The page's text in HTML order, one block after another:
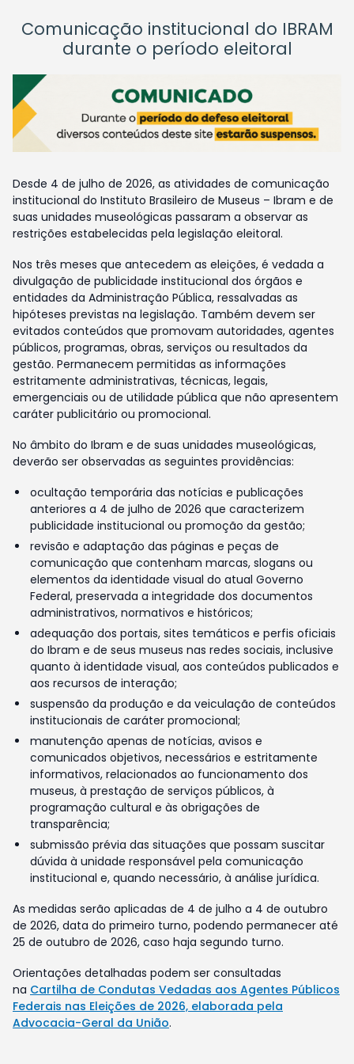
Comunicação institucional do IBRAM
durante o período eleitoral
Desde 4 de julho de 2026, as atividades de comunicação
institucional do Instituto Brasileiro de Museus – Ibram e de
suas unidades museológicas passaram a observar as
restrições estabelecidas pela legislação eleitoral.
Nos três meses que antecedem as eleições, é vedada a
divulgação de publicidade institucional dos órgãos e
entidades da Administração Pública, ressalvadas as
hipóteses previstas na legislação. Também devem ser
evitados conteúdos que promovam autoridades, agentes
públicos, programas, obras, serviços ou resultados da
gestão. Permanecem permitidas as informações
estritamente administrativas, técnicas, legais,
emergenciais ou de utilidade pública que não apresentem
caráter publicitário ou promocional.
No âmbito do Ibram e de suas unidades museológicas,
deverão ser observadas as seguintes providências:
ocultação temporária das notícias e publicações
anteriores a 4 de julho de 2026 que caracterizem
publicidade institucional ou promoção da gestão;
revisão e adaptação das páginas e peças de
comunicação que contenham marcas, slogans ou
elementos da identidade visual do atual Governo
Federal, preservada a integridade dos documentos
administrativos, normativos e históricos;
adequação dos portais, sites temáticos e perfis oficiais
do Ibram e de seus museus nas redes sociais, inclusive
quanto à identidade visual, aos conteúdos publicados e
aos recursos de interação;
suspensão da produção e da veiculação de conteúdos
institucionais de caráter promocional;
manutenção apenas de notícias, avisos e
comunicados objetivos, necessários e estritamente
informativos, relacionados ao funcionamento dos
museus, à prestação de serviços públicos, à
programação cultural e às obrigações de
transparência;
submissão prévia das situações que possam suscitar
dúvida à unidade responsável pela comunicação
institucional e, quando necessário, à análise jurídica.
As medidas serão aplicadas de 4 de julho a 4 de outubro
de 2026, data do primeiro turno, podendo permanecer até
25 de outubro de 2026, caso haja segundo turno.
Orientações detalhadas podem ser consultadas
na Cartilha de Condutas Vedadas aos Agentes Públicos
Federais nas Eleições de 2026, elaborada pela
Advocacia-Geral da União.